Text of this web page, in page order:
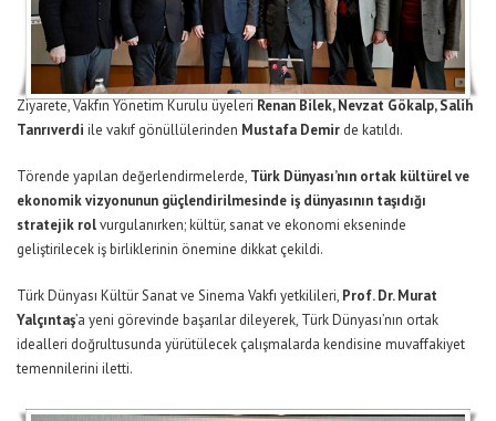
Ziyarete, Vakfın Yönetim Kurulu üyeleriRenan Bilek, Nevzat Gökalp, Salih
Tanrıverdi ile vakıf gönüllülerinden Mustafa Demir de katıldı.
Törende yapılan değerlendirmelerde, Türk Dünyası’nın ortak kültürel ve
ekonomik vizyonunun güçlendirilmesinde iş dünyasının taşıdığı
stratejik rolvurgulanırken; kültür, sanat ve ekonomi ekseninde
geliştirilecek iş birliklerinin önemine dikkat çekildi.
Türk Dünyası Kültür Sanat ve Sinema Vakfı yetkilileri, Prof. Dr. Murat
Yalçıntaş’a yeni görevinde başarılar dileyerek, Türk Dünyası’nın ortak
idealleri doğrultusunda yürütülecek çalışmalarda kendisine muvaffakiyet
temennilerini iletti.